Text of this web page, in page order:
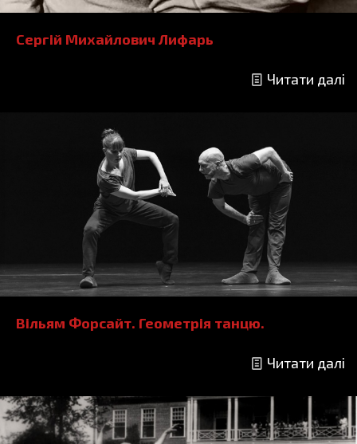
Сергій Михайлович Лифарь
Читати далі
Вільям Форсайт. Геометрія танцю.
Читати далі